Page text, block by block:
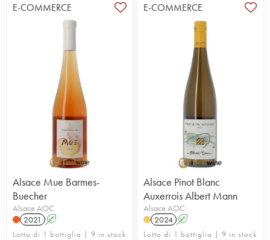
E-COMMERCE
Alsace Mue Barmes-
Buecher
Alsace AOC
2021
A
Lotto di 1 bottiglia | 9 in stock
E-COMMERCE
Alsace Pinot Blanc
Auxerrois Albert Mann
Alsace AOC
2024 A
Lotto di 1 bottiglia | 9 in stock